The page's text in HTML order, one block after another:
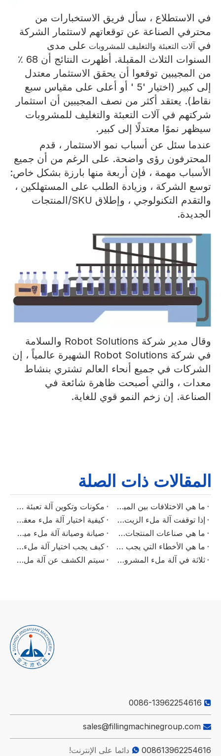
في الاستطلاع ، سأل فريق الاستخبارات من
محترفي الصناعة عن توقعاتهم لاستثمار الشركة
فيآلات التعبئة والتغليف للمشروبات على مدى
السنوات الثلاث المقبلة. أظهرت النتائج أن 68 ٪
من المجيبين توقعوا أن يحقق الاستثمار معتدل
إلى كبير (اختيار '5 ' أو أعلى على مقياس سبع
نقاط). يعتقد أكثر من نصف المجيبين أن استثمار
شركتهم في آلات التعبئة والتغليف للمشروبات
سيظهر نموًا معتدلًا إلى كبير.
عندما سئل عن أسباب نمو الاستثمار ، قدم
المحترفون رؤى واضحة. على الرغم من أن جميع
الأسباب مهمة ، فإن أربعة منها بارزة بشكل خاص:
توسع الشركة ، وزيادة الطلب على المستهلكين ،
والتقدم التكنولوجي ، وإطلاق SKU/المنتجات
الجديدة.
وقال مدير شركة Robot Solutions والسلامة
في شركة Robot Solutions الشهيرة عالمياً ، إن
الشركات في جميع أنحاء العالم تشتري بنشاط
معدات ، والتي أصبحت ظاهرة شائعة في
الصناعة. إن زخم النمو قوي للغاية.
المقالات ذات الصلة
مكونات وتكوين آلة تعبئة المياه النقية
ما هي الاختلافات بين المياه المعدنية والمياه النقية؟
كيفية اختيار آلة ملء معقولة？
إذا توقفت آلة ملء الزيت الصالحة للأكل أثناء عملية التعبئة ، فلا تتجاهل هذه النقاط
صيانة وصيانة آلة ملء مياه الزجاجة
ما هي صناعات المنتجات التي هي آلات التعبئة الكمية للمواد السائلة مناسبة؟
كيف يجب اختيار آلة ملء الزيت الصغيرة الصالحة للأكل؟
ما هي الأخطاء التي يجب تجنبها عند تشغيل معدات ملء مياه الشرب المعبأة في زجاجات？
سيتم الكشف عن آلة ملء Jindayuan في معرض كانتون
ثلاثة في آلة ملء المشروبات

0086-13962254616

sales@fillingmachinegroup.com
 008613962254616 دائما على الإنترنت!